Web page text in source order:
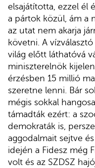
elsajátította, ezzel él
a pártok közül, ám a
az utat nem akarja
követni. A
világ előtt láthatóvá
miniszterelnök
érzésben 15 millió
szeretne lenni. Bár
mégis sokkal
támadták ezért: a
demokraták is,
aggodalmait sejtve
idején a Fidesz még
volt és az SZDSZ